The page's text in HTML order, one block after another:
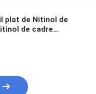
plat de Nitinol de
de cadre